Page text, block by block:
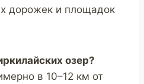
дорожек и площадок
озер?
в 10–12 км от